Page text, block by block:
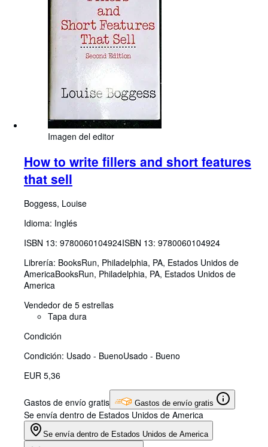
Imagen del editor
How to write fillers and short features
that sell
Boggess, Louise
Idioma: Inglés
ISBN 13: 9780060104924ISBN 13: 9780060104924
Librería: BooksRun, Philadelphia, PA, Estados Unidos de
AmericaBooksRun, Philadelphia, PA, Estados Unidos de
America
Vendedor de 5 estrellas
Tapa dura
Condición
Condición: Usado - BuenoUsado - Bueno
EUR 5,36
Gastos de envío gratis Gastos de envío gratis
Se envía dentro de Estados Unidos de America
Se envía dentro de Estados Unidos de America